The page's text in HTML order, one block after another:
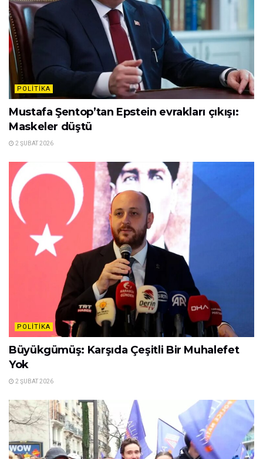
POLITIKA
Mustafa Şentop’tan Epstein evrakları çıkışı:
Maskeler düştü
2 ŞUBAT 2026
POLITIKA
Büyükgümüş: Karşıda Çeşitli Bir Muhalefet
Yok
2 ŞUBAT 2026